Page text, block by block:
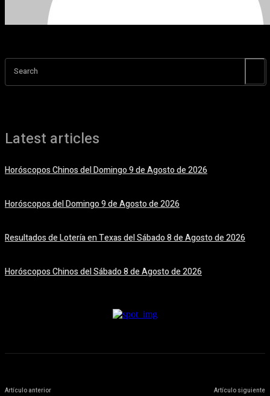
Search
Latest articles
Horóscopos Chinos del Domingo 9 de Agosto de 2026
Horóscopos del Domingo 9 de Agosto de 2026
Resultados de Lotería en Texas del Sábado 8 de Agosto de 2026
Horóscopos Chinos del Sábado 8 de Agosto de 2026
Artículo anterior Artículo siguiente